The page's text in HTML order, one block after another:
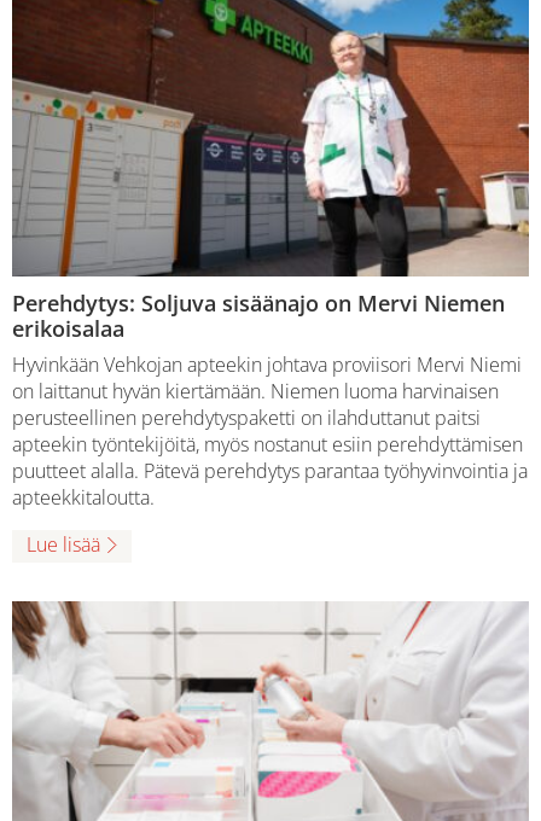
Perehdytys: Soljuva sisäänajo on Mervi Niemen
erikoisalaa
Hyvinkään Vehkojan apteekin johtava proviisori Mervi Niemi
on laittanut hyvän kiertämään. Niemen luoma harvinaisen
perusteellinen perehdytyspaketti on ilahduttanut paitsi
apteekin työntekijöitä, myös nostanut esiin perehdyttämisen
puutteet alalla. Pätevä perehdytys parantaa työhyvinvointia ja
apteekkitaloutta.
Lue lisää